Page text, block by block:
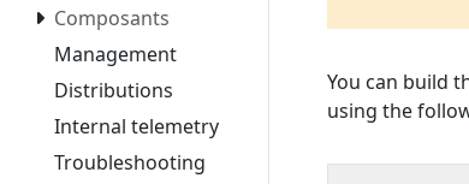
Composants
Management
Distributions
Internal telemetry
Troubleshooting
You can build
using the